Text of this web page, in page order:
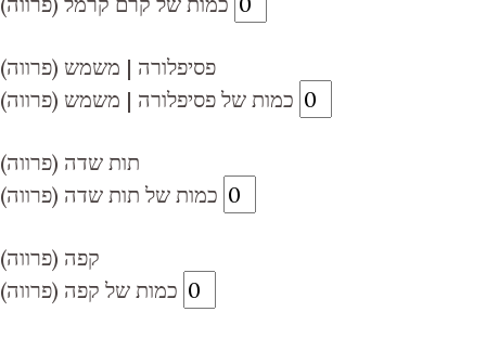
פסיפלורה | משמש (פרווה)
כמות של פסיפלורה | משמש (פרווה)
תות שדה (פרווה)
כמות של תות שדה (פרווה)
קפה (פרווה)
כמות של קפה (פרווה)